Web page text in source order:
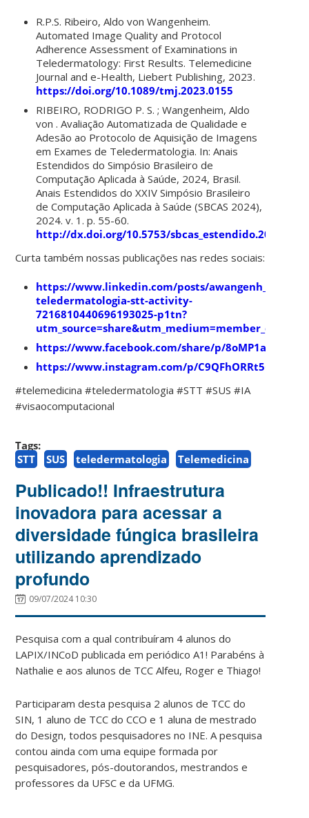
R.P.S. Ribeiro, Aldo von Wangenheim.
Automated Image Quality and Protocol
Adherence Assessment of Examinations in
Teledermatology: First Results. Telemedicine
Journal and e-Health, Liebert Publishing, 2023.
https://doi.org/10.1089/tmj.2023.0155
RIBEIRO, RODRIGO P. S. ; Wangenheim, Aldo
von . Avaliação Automatizada de Qualidade e
Adesão ao Protocolo de Aquisição de Imagens
em Exames de Teledermatologia. In: Anais
Estendidos do Simpósio Brasileiro de
Computação Aplicada à Saúde, 2024, Brasil.
Anais Estendidos do XXIV Simpósio Brasileiro
de Computação Aplicada à Saúde (SBCAS 2024),
2024. v. 1. p. 55-60.
http://dx.doi.org/10.5753/
Curta também nossas publicações nas redes sociais:
https://www.linkedin.com/posts/
teledermatologia-stt-activity-
7216810440696193025-p1tn?
utm_source=share&utm_medium=member_desktop
https://www.facebook.com/share/p/
https://www.instagram.com/p/C9QFhORRt5C/
#telemedicina #teledermatologia #STT #SUS #IA
#visaocomputacional
Tags:
STT
SUS teledermatologia Telemedicina
Publicado!! Infraestrutura
inovadora para acessar a
diversidade fúngica brasileira
utilizando aprendizado
profundo
09/07/2024 10:30
Pesquisa com a qual contribuíram 4 alunos do
LAPIX/INCoD publicada em periódico A1! Parabéns à
Nathalie e aos alunos de TCC Alfeu, Roger e Thiago!
Participaram desta pesquisa 2 alunos de TCC do
SIN, 1 aluno de TCC do CCO e 1 aluna de mestrado
do Design, todos pesquisadores no INE. A pesquisa
contou ainda com uma equipe formada por
pesquisadores, pós-doutorandos, mestrandos e
professores da UFSC e da UFMG.